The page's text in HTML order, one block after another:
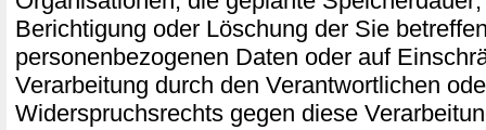
Berichtigung oder Löschung der Sie
personenbezogenen Daten oder auf
Verarbeitung durch den Verantwortlichen
Widerspruchsrechts gegen diese